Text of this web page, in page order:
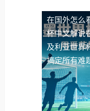
在国外怎么
杯中文解说
及利亚世界
搞定所有难